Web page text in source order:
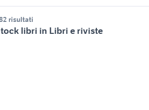
risultati
libri in Libri e riviste